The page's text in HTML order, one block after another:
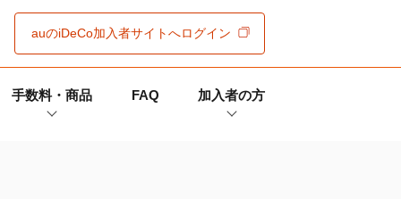
auのiDeCo加入者サイトへログイン
手数料・商品 FAQ 加入者の方